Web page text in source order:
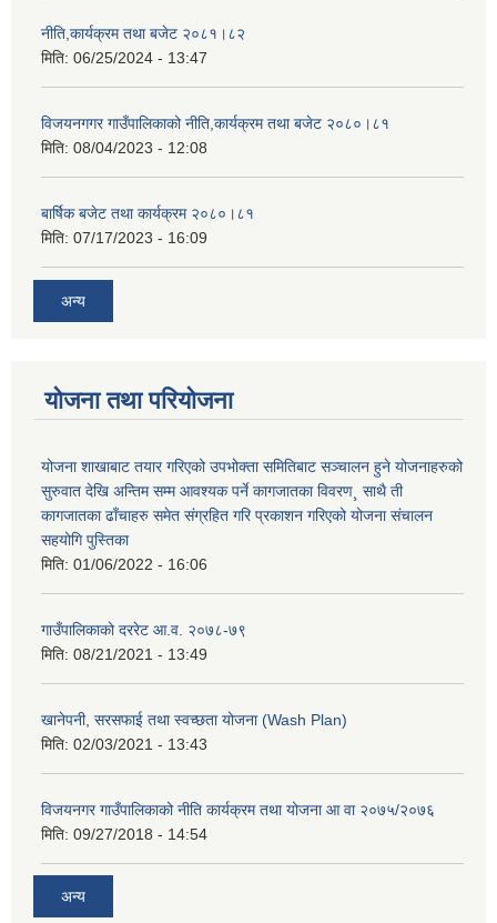
नीति,कार्यक्रम तथा बजेट २०८१।८२
मिति: 06/25/2024 - 13:47
विजयनगगर गाउँपालिकाको नीति,कार्यक्रम तथा बजेट २०८०।८१
मिति: 08/04/2023 - 12:08
बार्षिक बजेट तथा कार्यक्रम २०८०।८१
मिति: 07/17/2023 - 16:09
अन्य
योजना तथा परियोजना
योजना शाखाबाट तयार गरिएको उपभोक्ता समितिबाट सञ्चालन हुने योजनाहरुको
सुरुवात देखि अन्तिम सम्म आवश्यक पर्ने कागजातका विवरण¸ साथै ती
कागजातका ढाँचाहरु समेत संग्रहित गरि प्रकाशन गरिएको योजना संचालन
सहयोगि पुस्तिका
मिति: 01/06/2022 - 16:06
गाउँपालिकाको दररेट आ.व. २०७८-७९
मिति: 08/21/2021 - 13:49
खानेपनी, सरसफाई तथा स्वच्छता योजना (Wash Plan)
मिति: 02/03/2021 - 13:43
विजयनगर गाउँपालिकाको नीति कार्यक्रम तथा योजना आ वा २०७५/२०७६
मिति: 09/27/2018 - 14:54
अन्य